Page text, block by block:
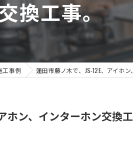
換工事。
工事例 蓮田市藤ノ木で、JS-12E、アイホ
ン、インターホン交換工